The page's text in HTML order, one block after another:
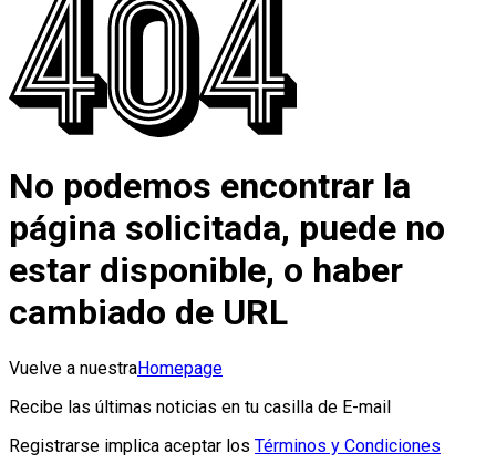
No podemos encontrar la
página solicitada, puede no
estar disponible, o haber
cambiado de URL
Vuelve a nuestraHomepage
Recibe las últimas noticias en tu casilla de E-mail
Registrarse implica aceptar los Términos y Condiciones